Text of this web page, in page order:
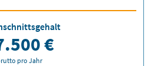
€
pro Jahr